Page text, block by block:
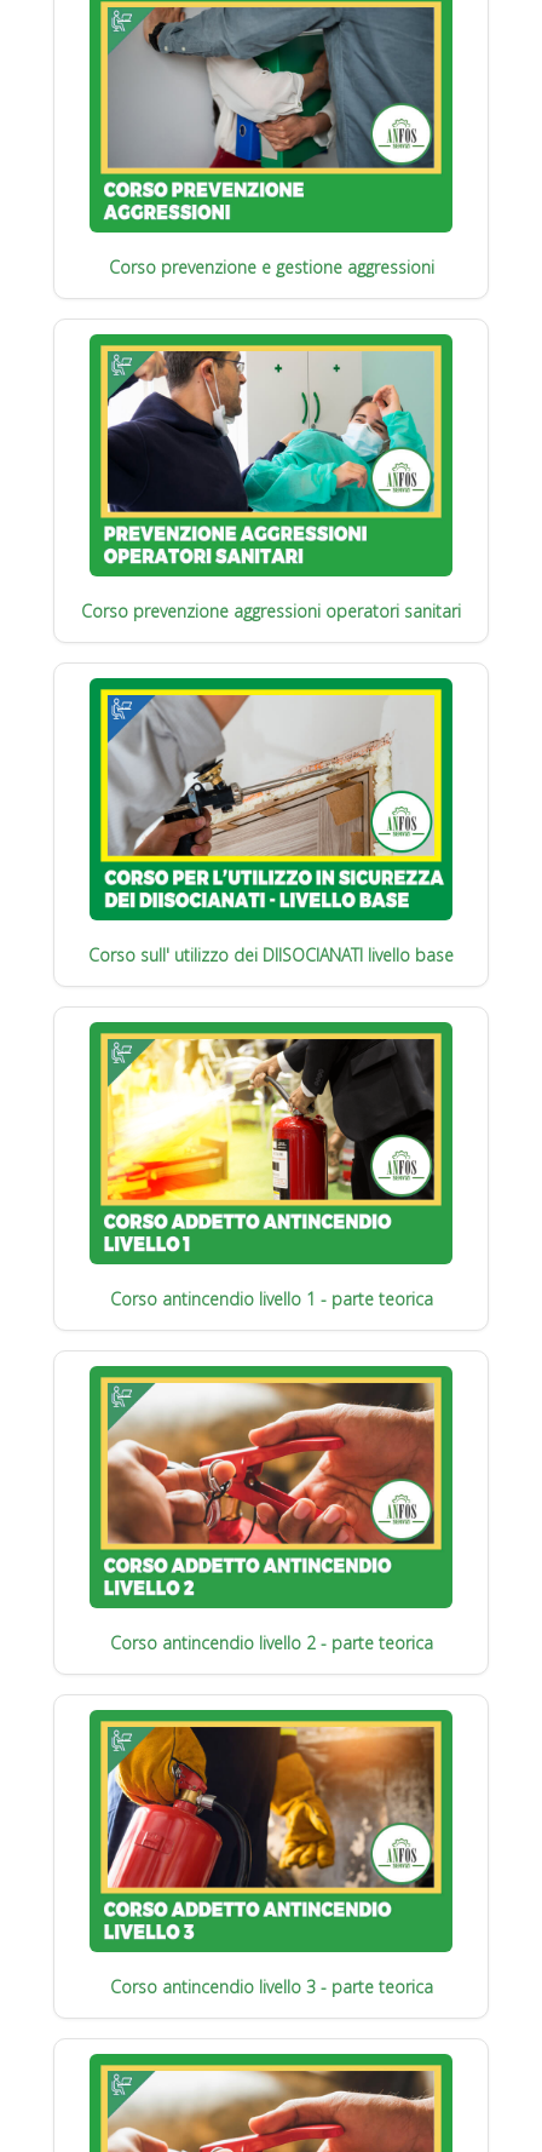
Corso prevenzione e gestione aggressioni
Corso prevenzione aggressioni operatori sanitari
Corso sull' utilizzo dei DIISOCIANATI livello base
Corso antincendio livello 1 - parte teorica
Corso antincendio livello 2 - parte teorica
Corso antincendio livello 3 - parte teorica